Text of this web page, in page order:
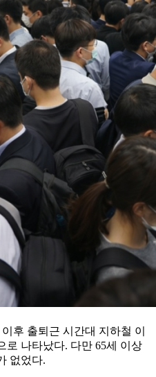
후 출퇴근 시간대 지하철 이
로 나타났다. 다만 65세 이상
없었다.